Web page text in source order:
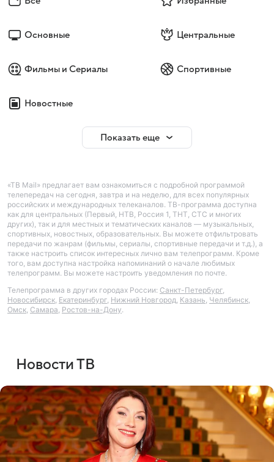
Основные Центральные
Фильмы и Сериалы Спортивные
Новостные
Показать еще
«ТВ Mail» предлагает вам ознакомиться с подробной программой
телепередач на сегодня, завтра и на неделю, для всех популярных
российских и международных телеканалов. ТВ-программа доступна
как для центральных (Первый, НТВ, Россия 1, ТНТ, СТС и многих
других), так и для местных и тематических каналов — музыкальных,
спортивных, новостных, образовательных. Вы можете отфильтровать
передачи по жанрам (фильмы, сериалы, спортивные передачи и т.д.), а
также настроить список интересных лично вам телепрограмм. Кроме
того, вам доступна настройка напоминаний о начале любимых
телепрограмм. Вы можете настроить уведомления по почте.
Телепрограмма в других городах России: Санкт-Петербург,
Новосибирск, Екатеринбург, Нижний Новгород, Казань, Челябинск,
Омск, Самара, Ростов-на-Дону.
Новости ТВ